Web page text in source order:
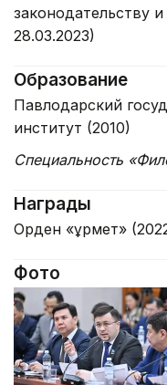
законодательству
28.03.2023)
Образование
Павлодарский
институт (2010)
Специальность
Награды
Орден «Құрмет»
Фото